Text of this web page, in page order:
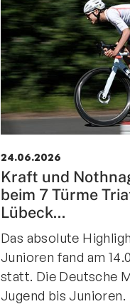
24.06.2026
Kraft und
beim 7 Türme
Lübeck...
Das absolute
Junioren fand am
statt. Die Deutsche
Jugend bis Junioren.